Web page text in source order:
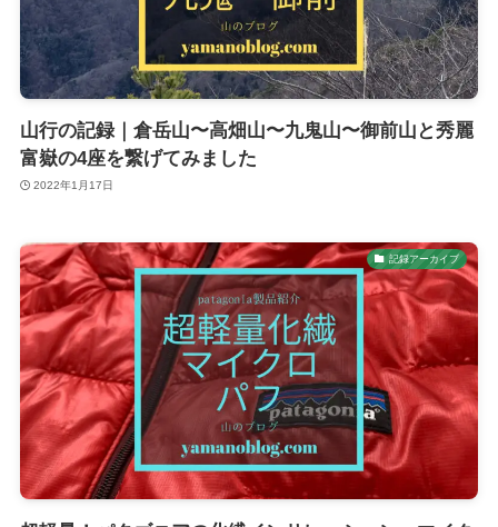
山行の記録｜倉岳山〜高畑山〜九鬼山〜御前山と秀麗
富嶽の4座を繋げてみました
2022年1月17日
記録アーカイブ